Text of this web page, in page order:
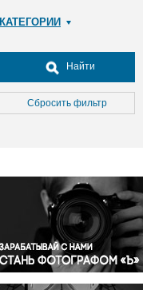
КАТЕГОРИИ
Досуг, туризм и отдых
Культура
Медицина
Окружающая среда
Политика
Правосудие
Происшествия и конфликты
Религия
Светская жизнь
Найти
Сбросить фильтр